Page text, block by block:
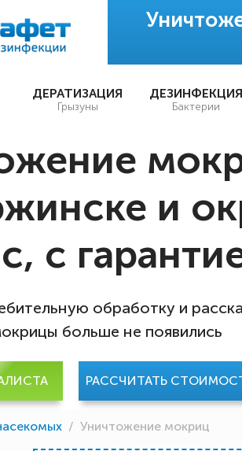
ДЕРАТИЗАЦИЯ
Грызуны
ДЕЗИНФЕКЦИЯ
Бактерии
и
с
обработку и
больше не появились
РАССЧИТАТЬ
/ Уничтожение мокриц